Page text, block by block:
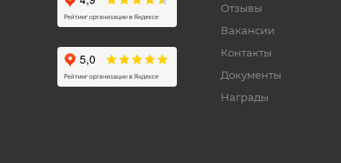
Отзывы
Вакансии
Контакты
Документы
Награды